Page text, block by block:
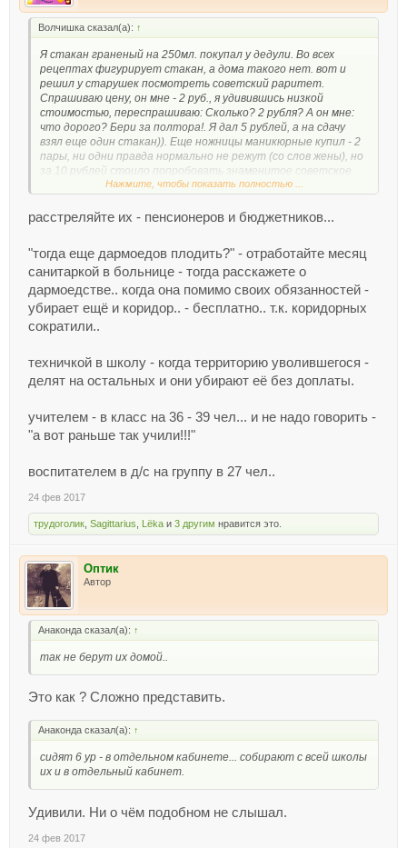
Волчишка сказал(а): ↑
Я стакан граненый на 250мл. покупал у дедули. Во всех
рецептах фигурирует стакан, а дома такого нет. вот и
решил у старушек посмотреть советский раритет.
Спрашиваю цену, он мне - 2 руб., я удивившись низкой
стоимостью, переспрашиваю: Сколько? 2 рубля? А он мне:
что дорого? Бери за полтора!. Я дал 5 рублей, а на сдачу
взял еще один стакан)). Еще ножницы маникюрные купил - 2
пары, ни одни правда нормально не режут (со слов жены), но
за 10 рублей стоило попробовать знаменитое советское
Это поможет снизить количество пенсионеров? Или
пенсионеров, вот только эти работающие тоже будут
бюджетниками, а суть вопроса, что денег в бюджете не
хватает, зачем тогда еще дармоедов плодить?
Нажмите, чтобы показать полностью ...
расстреляйте их - пенсионеров и бюджетников...
"тогда еще дармоедов плодить?" - отработайте месяц
санитаркой в больнице - тогда расскажете о
дармоедстве.. когда она помимо своих обязанностей -
убирает ещё и коридор.. - бесплатно.. т.к. коридорных
сократили..
техничкой в школу - когда территорию уволившегося -
делят на остальных и они убирают её без доплаты.
учителем - в класс на 36 - 39 чел... и не надо говорить -
"а вот раньше так учили!!!"
воспитателем в д/с на группу в 27 чел..
24 фев 2017
трудоголик Sagittarius Lёka и 3 другим нравится это.
Оптик
Автор
Анаконда сказал(а): ↑
так не берут их домой..
Это как ? Сложно представить.
Анаконда сказал(а): ↑
сидят 6 ур - в отдельном кабинете... собирают с всей школы
их и в отдельный кабинет.
Удивили. Ни о чём подобном не слышал.
24 фев 2017